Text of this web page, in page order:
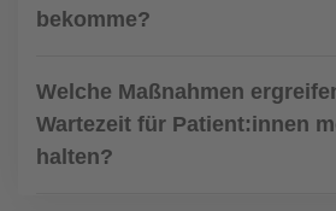
bekomme?
Welche Maßnahmen
Wartezeit für Patient:innen
halten?